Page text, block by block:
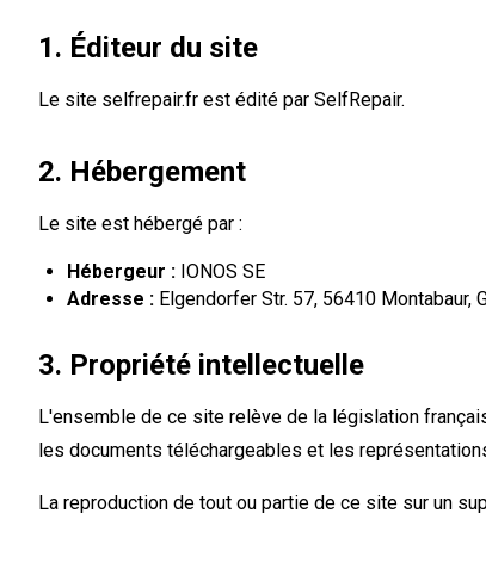
1. Éditeur du site
Le site selfrepair.fr est édité par SelfRepair.
2. Hébergement
Le site est hébergé par :
Hébergeur : IONOS SE
Adresse : Elgendorfer Str. 57, 56410 Montabaur,
3. Propriété intellectuelle
L'ensemble de ce site relève de la législation
les documents téléchargeables et les
La reproduction de tout ou partie de ce site sur un